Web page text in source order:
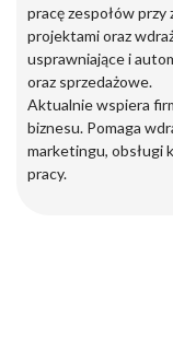
pracę zespołów
projektami oraz
usprawniające i
oraz sprzedażowe.
Aktualnie wspiera
biznesu. Pomaga
marketingu, obsługi
pracy.